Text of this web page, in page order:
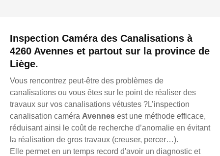
Inspection Caméra des Canalisations à
4260 Avennes et partout sur la province de
Liège.
Vous rencontrez peut-être des problèmes de
canalisations ou vous êtes sur le point de réaliser des
travaux sur vos canalisations vétustes ?L’inspection
canalisation caméra Avennes est une méthode efficace,
réduisant ainsi le coût de recherche d’anomalie en évitant
la réalisation de gros travaux (creuser, percer…).
Elle permet en un temps record d'avoir un diagnostic et